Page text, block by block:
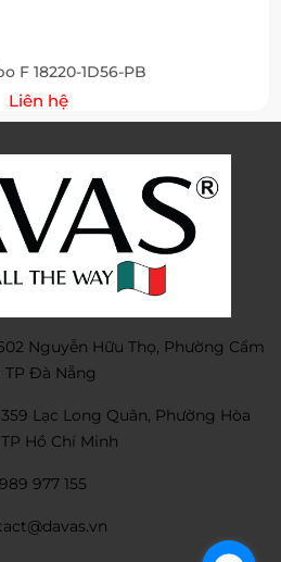
F 18220-1D56-PB
Liên hệ
Nguyễn Hữu Thọ, Phường Cẩm
TP Đà Nẵng
Lạc Long Quân, Phường Hòa
Hồ Chí Minh
977 155